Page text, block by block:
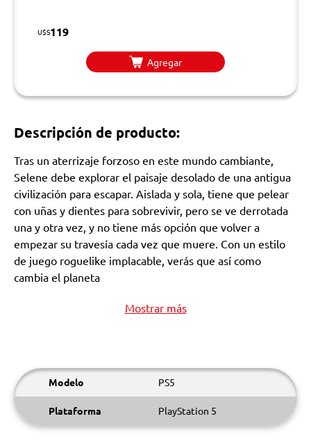
U$S119
Agregar
Descripción de producto:
Tras un aterrizaje forzoso en este mundo cambiante,
Selene debe explorar el paisaje desolado de una antigua
civilización para escapar. Aislada y sola, tiene que pelear
con uñas y dientes para sobrevivir, pero se ve derrotada
una y otra vez, y no tiene más opción que volver a
empezar su travesía cada vez que muere. Con un estilo
de juego roguelike implacable, verás que así como
cambia el planeta
Mostrar más
Modelo PS5
Plataforma PlayStation 5